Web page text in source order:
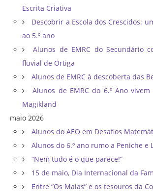
Escrita Criativa
Descobrir a Escola dos Crescidos:
ao 5.º ano
Alunos de EMRC do Secundário
fluvial de Ortiga
Alunos de EMRC à descoberta das
Alunos de EMRC do 6.º Ano
Magikland
maio 2026
Alunos do AEO em Desafios
Alunos do 6.º ano rumo a Peniche e
“Nem tudo é o que parece!”
15 de maio, Dia Internacional da
Entre “Os Maias” e os tesouros da